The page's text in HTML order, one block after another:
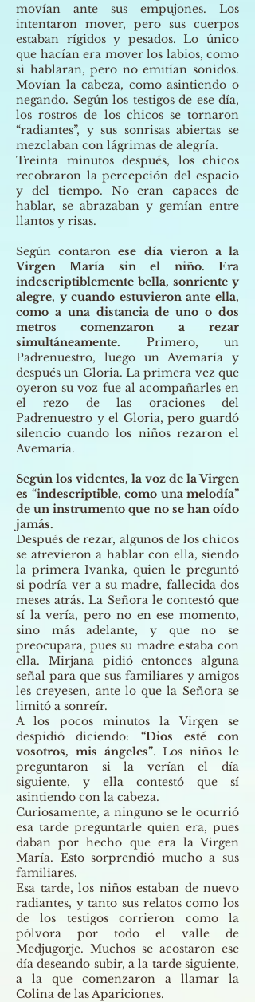
movían ante sus empujones. Los
intentaron mover, pero sus cuerpos
estaban rígidos y pesados. Lo único
que hacían era mover los labios, como
si hablaran, pero no emitían sonidos.
Movían la cabeza, como asintiendo o
negando. Según los testigos de ese día,
los rostros de los chicos se tornaron
“radiantes”, y sus sonrisas abiertas se
mezclaban con lágrimas de alegría.
Treinta minutos después, los chicos
recobraron la percepción del espacio
y del tiempo. No eran capaces de
hablar, se abrazaban y gemían entre
llantos y risas.
Según contaronese día vieron a la
Virgen María sin el niño. Era
indescriptiblemente bella, sonriente y
alegre, y cuando estuvieron ante ella,
como a una distancia de uno o dos
metros comenzaron a rezar
simultáneamente. Primero, un
Padrenuestro, luego un Avemaría y
después un Gloria. La primera vez que
oyeron su voz fue al acompañarles en
el rezo de las oraciones del
Padrenuestro y el Gloria, pero guardó
silencio cuando los niños rezaron el
Avemaría.
Según los videntes, la voz de la Virgen
es “indescriptible, como una melodía”
de un instrumento que no se han oído
jamás.
Después de rezar, algunos de los chicos
se atrevieron a hablar con ella, siendo
la primera Ivanka, quien le preguntó
si podría ver a su madre, fallecida dos
meses atrás. La Señora le contestó que
sí la vería, pero no en ese momento,
sino más adelante, y que no se
preocupara, pues su madre estaba con
ella. Mirjana pidió entonces alguna
señal para que sus familiares y amigos
les creyesen, ante lo que la Señora se
limitó a sonreír.
A los pocos minutos la Virgen se
despidió diciendo: “Dios esté con
vosotros, mis ángeles”. Los niños le
preguntaron si la verían el día
siguiente, y ella contestó que sí
asintiendo con la cabeza.
Curiosamente, a ninguno se le ocurrió
esa tarde preguntarle quien era, pues
daban por hecho que era la Virgen
María. Esto sorprendió mucho a sus
familiares.
Esa tarde, los niños estaban de nuevo
radiantes, y tanto sus relatos como los
de los testigos corrieron como la
pólvora por todo el valle de
Medjugorje. Muchos se acostaron ese
día deseando subir, a la tarde siguiente,
a la que comenzaron a llamar la
Colina de las Apariciones.